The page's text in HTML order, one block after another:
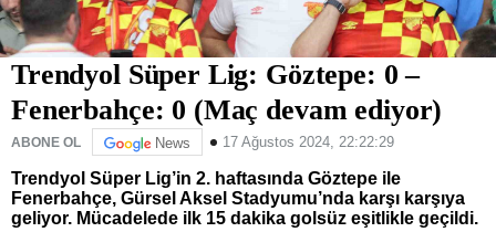
Trendyol Süper Lig: Göztepe: 0 –
Fenerbahçe: 0 (Maç devam ediyor)
ABONE OL News 17 Ağustos 2024, 22:22:29
Trendyol Süper Lig’in 2. haftasında Göztepe ile
Fenerbahçe, Gürsel Aksel Stadyumu’nda karşı karşıya
geliyor. Mücadelede ilk 15 dakika golsüz eşitlikle geçildi.